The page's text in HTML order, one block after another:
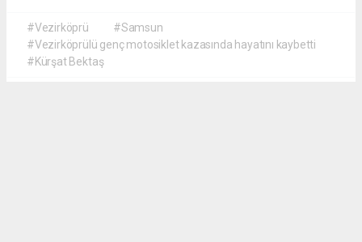
#Vezirköprü
#Samsun
#Vezirköprülü genç motosiklet kazasında hayatını kaybetti
#Kürşat Bektaş